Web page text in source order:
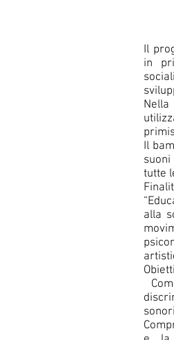
Il
in
Il
tutte
alla